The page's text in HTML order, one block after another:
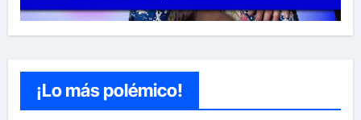
¡Lo más polémico!